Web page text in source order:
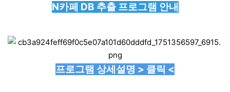
N카페 DB 추출 프로그램 안내
프로그램 상세설명 > 클릭 <